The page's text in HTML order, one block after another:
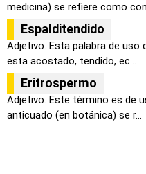
medicina) se refiere como
Espalditendido
Adjetivo. Esta palabra de uso
esta acostado, tendido, ec...
Eritrospermo
Adjetivo. Este término es de
anticuado (en botánica) se r...